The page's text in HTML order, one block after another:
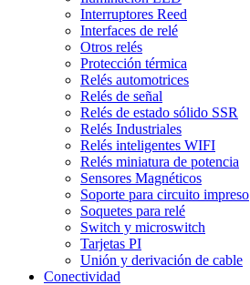
Interruptores Reed
Interfaces de relé
Otros relés
Protección térmica
Relés automotrices
Relés de señal
Relés de estado sólido SSR
Relés Industriales
Relés inteligentes WIFI
Relés miniatura de potencia
Sensores Magnéticos
Soporte para circuito impreso
Soquetes para relé
Switch y microswitch
Tarjetas PI
Unión y derivación de cable
Conectividad